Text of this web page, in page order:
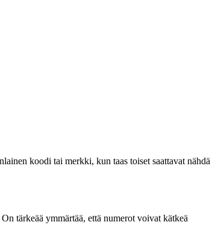
koodi tai merkki, kun taas toiset saattavat nähdä
tärkeää ymmärtää, että numerot voivat kätkeä